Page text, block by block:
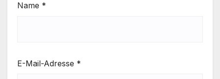
Name *
E-Mail-Adresse *